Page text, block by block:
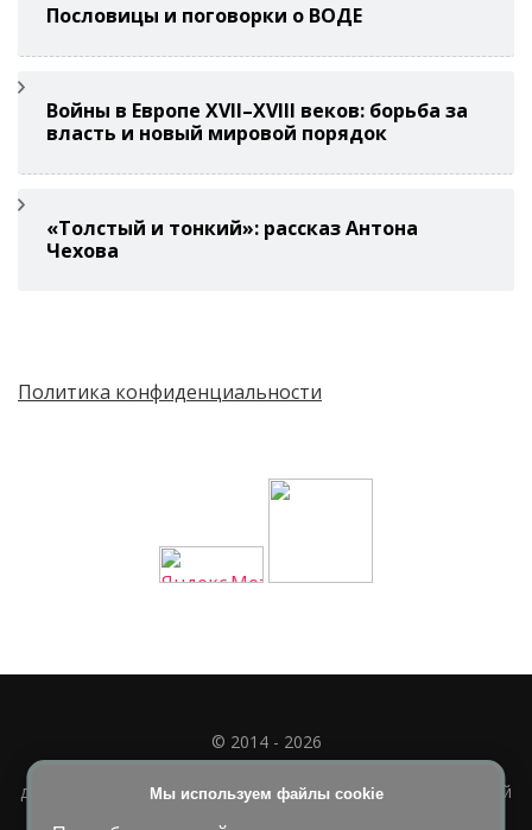
Пословицы и поговорки о ВОДЕ
Войны в Европе XVII–XVIII веков: борьба за
власть и новый мировой порядок
«Толстый и тонкий»: рассказ Антона
Чехова
Политика конфиденциальности
Мы используем файлы cookie
© 2014 - 2026
Полное или частичное использование материала
допускается только при наличии активной и индексируемой